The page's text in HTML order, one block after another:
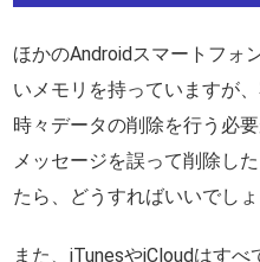
ほかのAndroidスマートフォ
いメモリを持っていますが
時々データの削除を行う必
メッセージを誤って削除し
たら、どうすればいいでしょ
また、iTunesやiCloudはす